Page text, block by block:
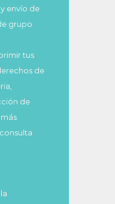
envío de
grupo
tus
de
de